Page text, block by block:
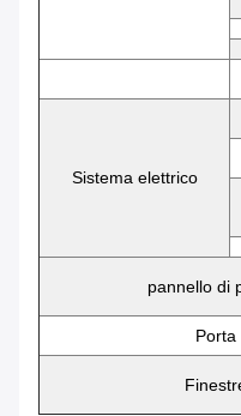
Sistema elettrico
pannello di
Porta